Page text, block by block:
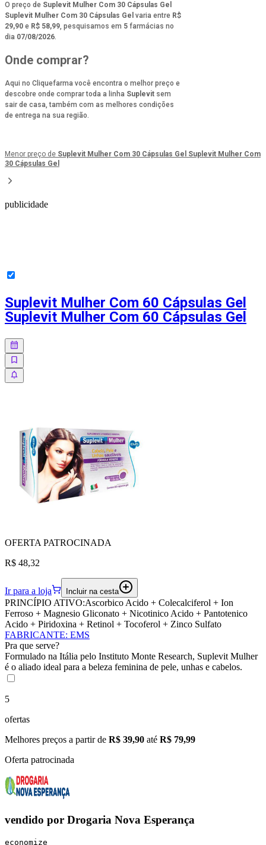
O preço de Suplevit Mulher Com 30 Cápsulas Gel
Suplevit Mulher Com 30 Cápsulas Gel varia entre R$
29,90 e R$ 58,99, pesquisamos em 5 farmácias no
dia 07/08/2026.
Onde comprar?
Aqui no Cliquefarma você encontra o melhor preço e
descobre onde comprar toda a linha Suplevit sem
sair de casa, também com as melhores condições
de entrega na sua região.
Menor preço de Suplevit Mulher Com 30 Cápsulas Gel Suplevit Mulher Com
30 Cápsulas Gel
publicidade
Suplevit Mulher Com 60 Cápsulas Gel
Suplevit Mulher Com 60 Cápsulas Gel
OFERTA PATROCINADA
R$ 48,32
Ir para a loja Incluir na cesta
PRINCÍPIO ATIVO:Ascorbico Acido + Colecalciferol + Ion
Ferroso + Magnesio Gliconato + Nicotinico Acido + Pantotenico
Acido + Piridoxina + Retinol + Tocoferol + Zinco Sulfato
FABRICANTE: EMS
Pra que serve?
Formulado na Itália pelo Instituto Monte Research, Suplevit Mulher
é o aliado ideal para a beleza feminina de pele, unhas e cabelos.
5
ofertas
Melhores preços a partir de R$ 39,90 até R$ 79,99
Oferta patrocinada
vendido por Drogaria Nova Esperança
economize